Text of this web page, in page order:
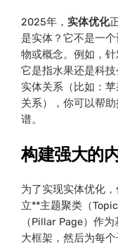
2025年，实体优化
是实体？它不是一
物或概念。例如，
它是指水果还是科
实体关系（比如：
关系），你可以帮
谱。
构建强大的
为了实现实体优化
立**主题聚类（
（Pillar Page）作
大框架，然后为每